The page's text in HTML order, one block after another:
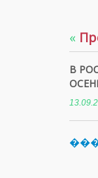
«
В